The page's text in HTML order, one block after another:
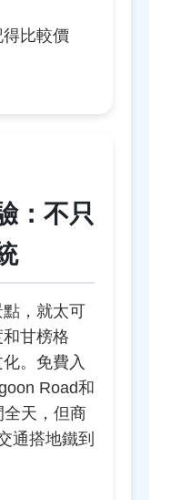
比較價
：不只
，就太可
甘榜格
。免費入
Road和
天，但商
通搭地鐵到